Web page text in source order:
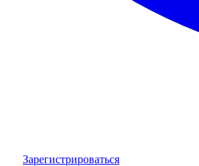
Зарегистрироваться